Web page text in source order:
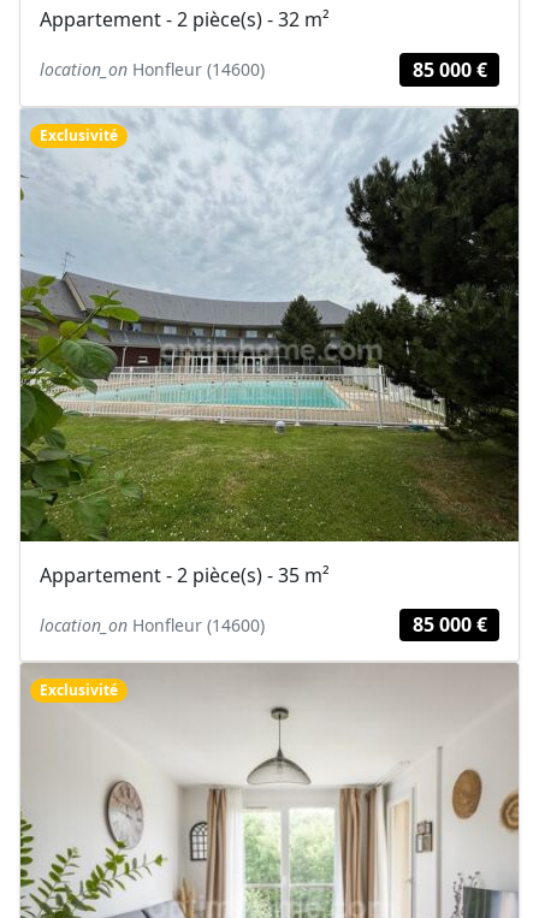
Appartement - 2 pièce(s) - 32 m²
location_on Honfleur (14600) 85 000 €
Exclusivité
Appartement - 2 pièce(s) - 35 m²
location_on Honfleur (14600) 85 000 €
Exclusivité